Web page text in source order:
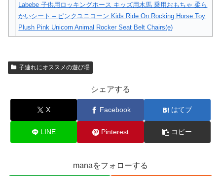
Labebe 子供用ロッキングホース キッズ用木馬 乗用おもちゃ 柔ら
かいシート – ピンクユニコーン Kids Ride On Rocking Horse Toy
Plush Pink Unicorn Animal Rocker Seat Belt Chairs(e)
子連れにオススメの遊び場
シェアする
X Facebook はてブ
LINE Pinterest コピー
manaをフォローする